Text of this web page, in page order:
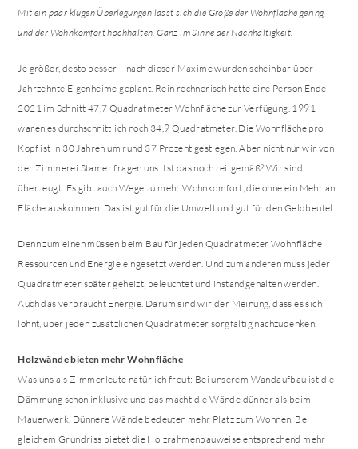
Mit ein paar klugen Überlegungen lässt sich die Größe der Wohnfläche gering
und der Wohnkomfort hochhalten. Ganz im Sinne der Nachhaltigkeit.
Je größer, desto besser – nach dieser Maxime wurden scheinbar über
Jahrzehnte Eigenheime geplant. Rein rechnerisch hatte eine Person Ende
2021 im Schnitt 47,7 Quadratmeter Wohnfläche zur Verfügung. 1991
waren es durchschnittlich noch 34,9 Quadratmeter. Die Wohnfläche pro
Kopf ist in 30 Jahren um rund 37 Prozent gestiegen. Aber nicht nur wir von
der Zimmerei Stamer fragen uns: Ist das noch zeitgemäß? Wir sind
überzeugt: Es gibt auch Wege zu mehr Wohnkomfort, die ohne ein Mehr an
Fläche auskommen. Das ist gut für die Umwelt und gut für den Geldbeutel.
Denn zum einen müssen beim Bau für jeden Quadratmeter Wohnfläche
Ressourcen und Energie eingesetzt werden. Und zum anderen muss jeder
Quadratmeter später geheizt, beleuchtet und instandgehalten werden.
Auch das verbraucht Energie. Darum sind wir der Meinung, dass es sich
lohnt, über jeden zusätzlichen Quadratmeter sorgfältig nachzudenken.
Holzwände bieten mehr Wohnfläche
Was uns als Zimmerleute natürlich freut: Bei unserem Wandaufbau ist die
Dämmung schon inklusive und das macht die Wände dünner als beim
Mauerwerk. Dünnere Wände bedeuten mehr Platz zum Wohnen. Bei
gleichem Grundriss bietet die Holzrahmenbauweise entsprechend mehr